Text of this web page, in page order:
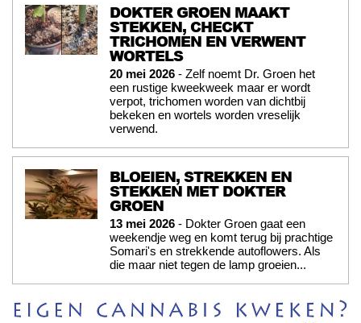
DOKTER GROEN MAAKT
STEKKEN, CHECKT
TRICHOMEN EN VERWENT
WORTELS
20 mei 2026 - Zelf noemt Dr. Groen het
een rustige kweekweek maar er wordt
verpot, trichomen worden van dichtbij
bekeken en wortels worden vreselijk
verwend.
BLOEIEN, STREKKEN EN
STEKKEN MET DOKTER
GROEN
13 mei 2026 - Dokter Groen gaat een
weekendje weg en komt terug bij prachtige
Somari's en strekkende autoflowers. Als
die maar niet tegen de lamp groeien...